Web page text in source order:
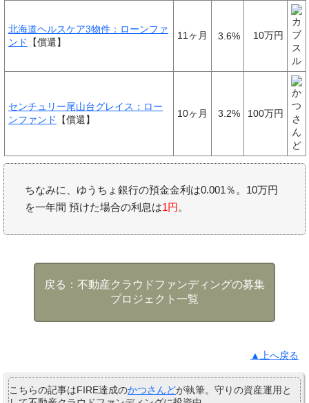
北海道ヘルスケア3物件：ローンファ
ンド
【償還】
11ヶ月 3.6% 10万円
センチュリー尾山台グレイス：ロー
ンファンド
【償還】
10ヶ月 3.2% 100万円
ちなみに、ゆうちょ銀行の預金金利は0.001％。10万円
を一年間 預けた場合の利息は1円。
不動産クラウドファンディングの募集
プロジェクト一覧
▲上へ戻る
こちらの記事はFIRE達成のかつさんどが執筆。守りの資産運用と